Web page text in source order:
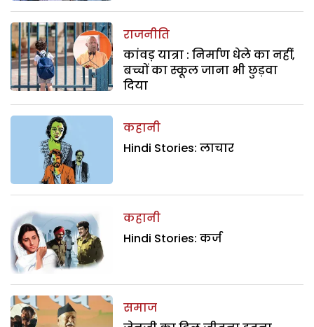
राजनीति
कांवड़ यात्रा : निर्माण धेले का नहीं,
बच्चों का स्कूल जाना भी छुड़वा
दिया
कहानी
Hindi Stories: लाचार
कहानी
Hindi Stories: कर्ज
समाज